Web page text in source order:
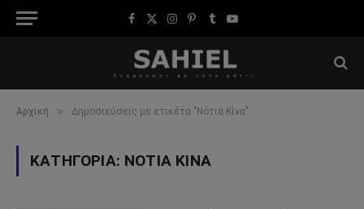
Facebook
X
Instagram
Pinterest
TumblrYouTube
Αρχική » Δημοσιεύσεις με ετικέτα "Νότια Κίνα"
ΚΑΤΗΓΟΡΊΑ: ΝΌΤΙΑ ΚΊΝΑ